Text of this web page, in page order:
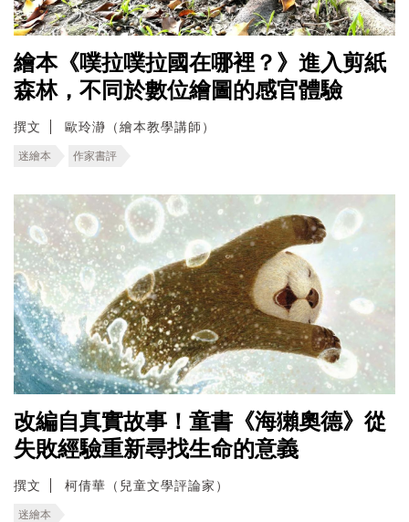
繪本《噗拉噗拉國在哪裡？》進入剪紙
森林，不同於數位繪圖的感官體驗
撰文 歐玲瀞（繪本教學講師）
迷繪本 作家書評
改編自真實故事！童書《海獺奧德》從
失敗經驗重新尋找生命的意義
撰文 柯倩華（兒童文學評論家）
迷繪本